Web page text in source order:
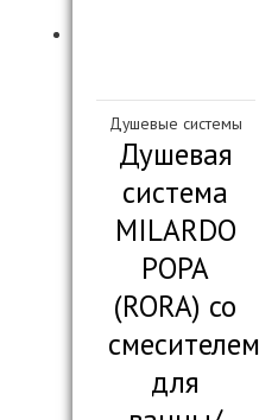
Душевые системы
Душевая
система
MILARDO
РОРА
(RORA) со
смесителем
для